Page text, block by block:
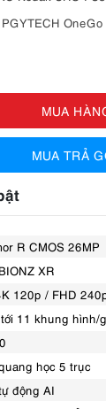
OneGo
MUA
MUA TRẢ
R CMOS 26MP
XR
120p / FHD
11 khung hình/
học 5 trục
động AI